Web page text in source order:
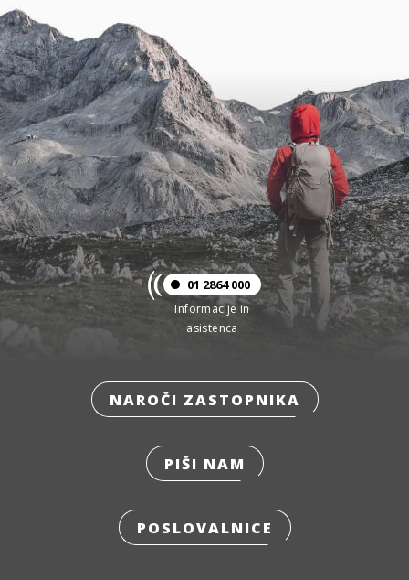
01 2864 000
Informacije in
asistenca
NAROČI ZASTOPNIKA
PIŠI NAM
POSLOVALNICE